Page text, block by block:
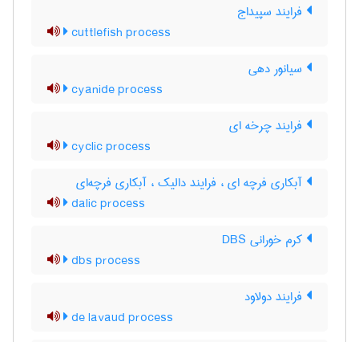
فرایند سپیداج
cuttlefish process
سیانور دهی
cyanide process
فرایند چرخه ای
cyclic process
آبکاری فرچه ای ، فرایند دالیک ، آبکاری فرچه‌ای
dalic process
کرم خورانی DBS
dbs process
فرایند دولاود
de lavaud process